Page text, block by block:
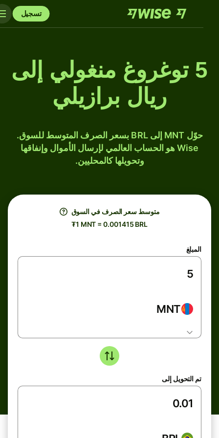
تسجيل
5 توغروغ منغولي إلى
ريال برازيلي
حوّل MNT إلى BRL بسعر الصرف المتوسط للسوق.
Wise هو الحساب العالمي لإرسال الأموال وإنفاقها
وتحويلها كالمحليين.
متوسط ​​سعر الصرف في السوق
₮1 MNT = 0.001415 BRL
المبلغ
MNT
تم التحويل إلى